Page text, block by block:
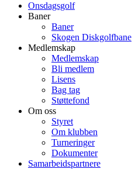
Onsdagsgolf
Baner
Baner
Skogen Diskgolfbane
Medlemskap
Medlemskap
Bli medlem
Lisens
Bag tag
Støttefond
Om oss
Styret
Om klubben
Turneringer
Dokumenter
Samarbeidspartnere